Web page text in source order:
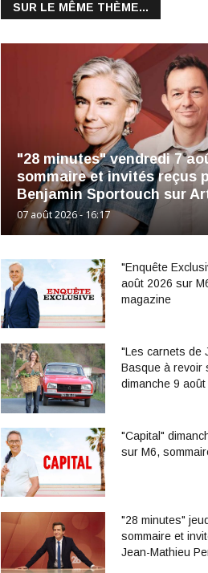
SUR LE MÊME THÈME...
"28 minutes" vendredi 7
sommaire et invités reçus
Benjamin Sportouch sur
07 août 2026 - 16:17
"Enquête
août 2026 sur
magazine
"Les carnets de
Basque à revoir
dimanche 9
"Capital"
sur M6,
"28 minutes"
sommaire et
Jean-Mathieu